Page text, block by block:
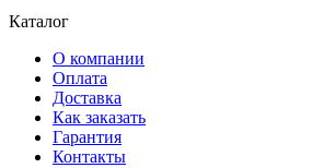
Каталог
О компании
Оплата
Доставка
Как заказать
Гарантия
Контакты